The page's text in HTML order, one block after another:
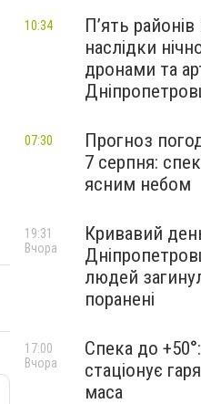
П’ять
наслідки
дронами та
10:34
Прогноз
7 серпня:
ясним небом
07:30
Кривавий
людей
поранені
19:31
Вчора
Спека до
стаціонує
маса
17:00
Вчора